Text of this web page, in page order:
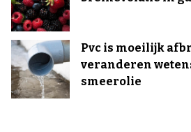
Pvc is moeilijk
veranderen
smeerolie